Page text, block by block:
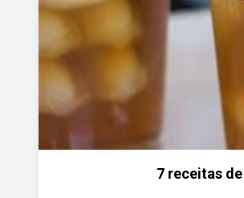
7 receitas